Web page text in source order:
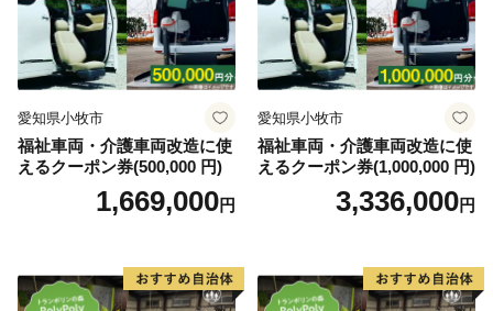
愛知県小牧市
福祉車両・介護車両改造に使
えるクーポン券(500,000 円)
1,669,000円
愛知県小牧市
福祉車両・介護車両改造に使
えるクーポン券(1,000,000 円)
3,336,000円